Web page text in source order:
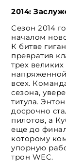
2014:
Сезон 2014
началом
К битве
превратив
трех
всех.
сезона,
титула.
досрочно
пилотов, а
еще до
которому
упорную
трон WEC.